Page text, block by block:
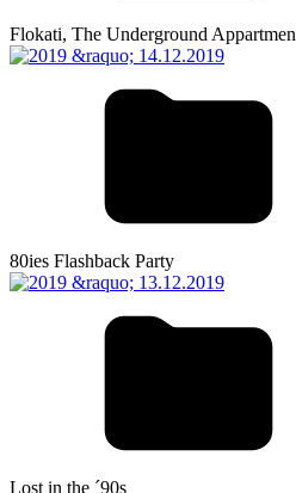
Flokati, The Underground
80ies Flashback Party
Lost in the ´90s